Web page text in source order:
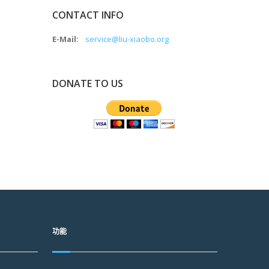
CONTACT INFO
E-Mail: service@liu-xiaobo.org
DONATE TO US
功能